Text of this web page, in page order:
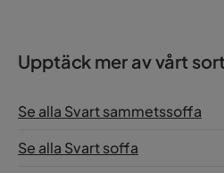
Upptäck mer av vårt
Se alla Svart sammetssoffa
Se alla Svart soffa